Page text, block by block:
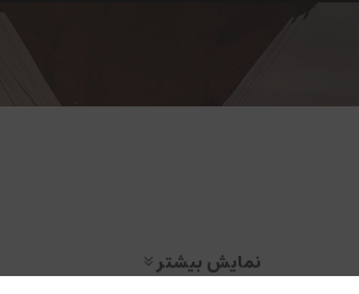
نمایش بیشتر